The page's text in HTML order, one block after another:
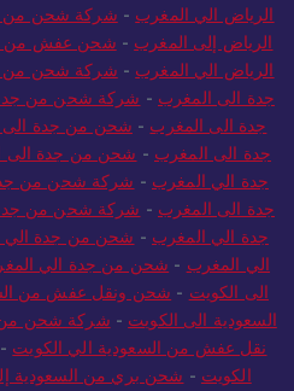
الرياض الي المغرب - شركة شحن من
الرياض إلى المغرب - شحن عفش من
الرياض الي المغرب - شركة شحن من
جدة الى المغرب - شركة شحن من
جدة الى المغرب - شحن من جدة الى
جدة الى المغرب - شحن من جدة الى
جدة الي المغرب - شركة شحن من
جدة الى المغرب - شركة شحن من
جدة الي المغرب - شحن من جدة الي
الي المغرب - شحن من جدة الي
الى الكويت - شحن ونقل عفش من
السعودية الى الكويت - شركة شحن من
نقل عفش من السعودية الي الكويت -
الكويت - شحن بري من السعودية